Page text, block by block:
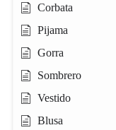
Corbata
Pijama
Gorra
Sombrero
Vestido
Blusa